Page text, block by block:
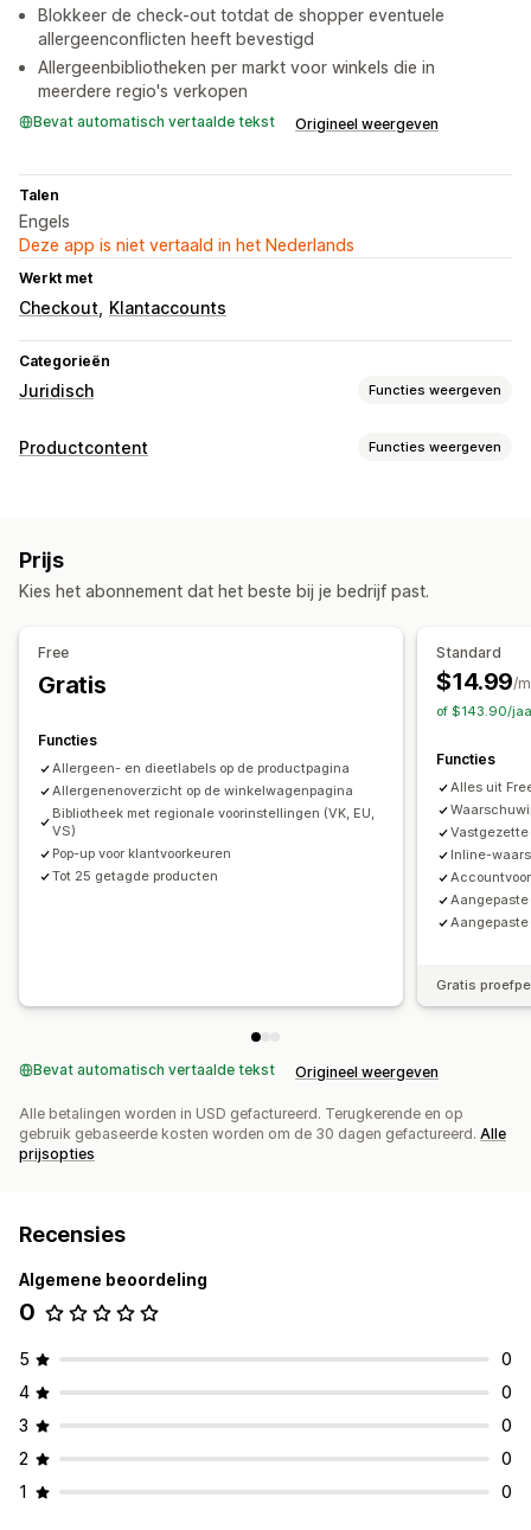
Blokkeer de check-out totdat de shopper eventuele
allergeenconflicten heeft bevestigd
Allergeenbibliotheken per markt voor winkels die in
meerdere regio's verkopen
Bevat automatisch vertaalde tekst Origineel weergeven
Talen
Engels
Deze app is niet vertaald in het Nederlands
Werkt met
Checkout Klantaccounts
Categorieën
Juridisch Functies weergeven
Compliance
Selectievakjes
Aangepaste tekst
Productcontent Functies weergeven
Prijs
Kies het abonnement dat het beste bij je bedrijf past.
Free
Gratis
Functies
Allergeen- en dieetlabels op de productpagina
Allergenenoverzicht op de winkelwagenpagina
Bibliotheek met regionale voorinstellingen (VK, EU,
VS)
Pop-up voor klantvoorkeuren
Tot 25 getagde producten
Standard
$14.99/
of $143.90/
Functies
Alles uit
Inline-
Gratis
Bevat automatisch vertaalde tekst Origineel weergeven
Alle betalingen worden in USD gefactureerd. Terugkerende en op
gebruik gebaseerde kosten worden om de 30 dagen gefactureerd. Alle
prijsopties
Recensies
Algemene beoordeling
0
5
0
4
0
3
0
2
0
1
0